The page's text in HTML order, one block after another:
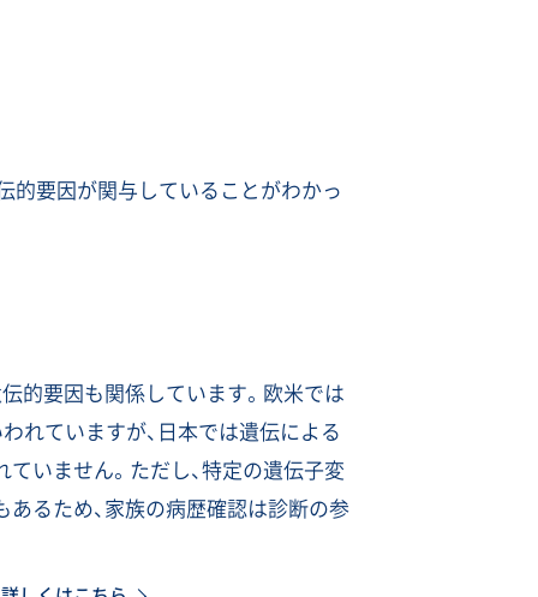
的要因が関与していることがわかっ
的要因も関係しています。欧米では
れていますが、日本では遺伝による
いません。ただし、特定の遺伝子変
るため、家族の病歴確認は診断の参